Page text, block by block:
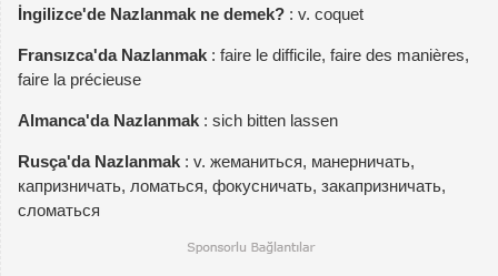
İngilizce'de Nazlanmak ne demek? : v. coquet
Fransızca'da Nazlanmak : faire le difficile, faire des manières,
faire la précieuse
Almanca'da Nazlanmak : sich bitten lassen
Rusça'da Nazlanmak : v. жеманиться, манерничать,
капризничать, ломаться, фокусничать, закапризничать,
сломаться